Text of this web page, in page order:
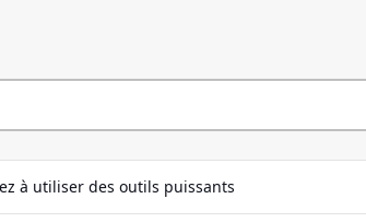
à utiliser des outils puissants